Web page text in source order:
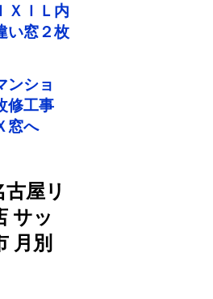
ＩＬ内
い窓２枚
ショ
修工事
窓へ